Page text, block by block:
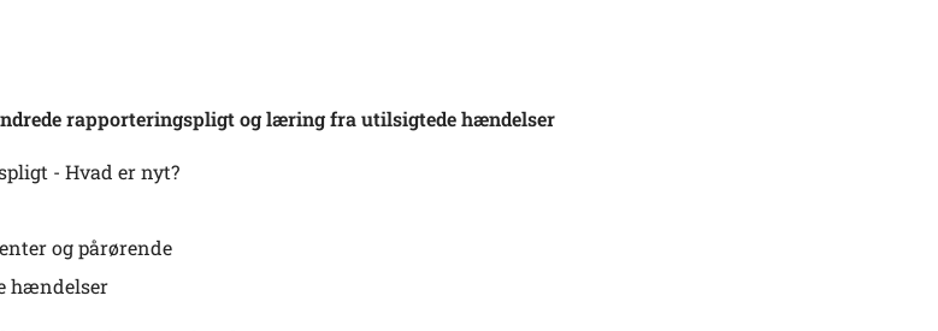
rapporteringspligt og læring fra utilsigtede hændelser
- Hvad er nyt?
og pårørende
hændelser